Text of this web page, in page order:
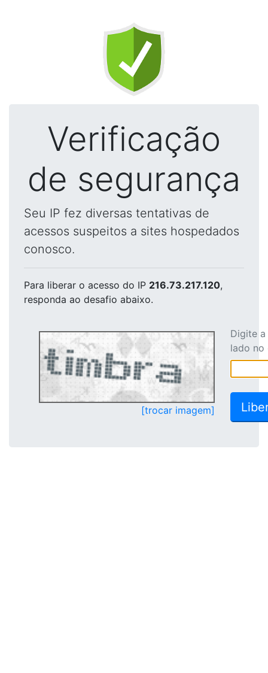
Verificação
de segurança
Seu IP fez diversas tentativas de
acessos suspeitos a sites hospedados
conosco.
Para liberar o acesso do IP 216.73.217.120,
responda ao desafio abaixo.
[trocar imagem]
Digite
lado no